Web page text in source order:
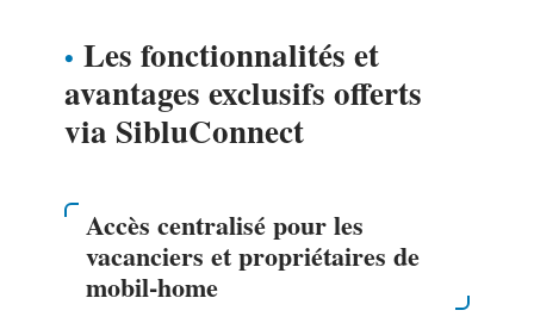
Les fonctionnalités et
avantages exclusifs offerts
via SibluConnect
Accès centralisé pour les
vacanciers et propriétaires de
mobil-home